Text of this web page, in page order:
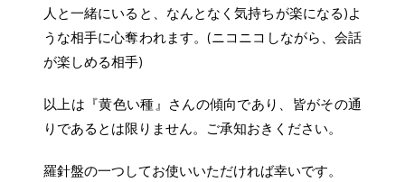
人と一緒にいると、なんとなく気持ちが楽になる)よ
うな相手に心奪われます。(ニコニコしながら、会話
が楽しめる相手)
以上は『黄色い種』さんの傾向であり、皆がその通
りであるとは限りません。ご承知おきください。
羅針盤の一つしてお使いいただければ幸いです。